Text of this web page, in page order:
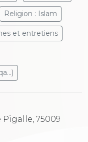
Religion : Islam
et entretiens
75009